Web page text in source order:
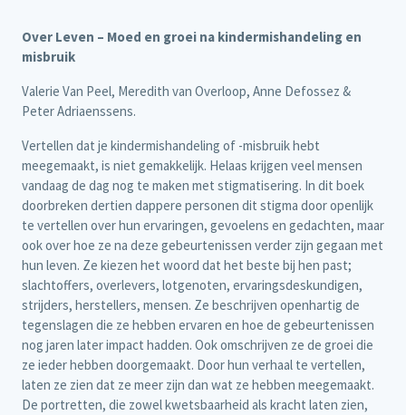
Over Leven – Moed en groei na kindermishandeling en
misbruik
Valerie Van Peel, Meredith van Overloop, Anne Defossez &
Peter Adriaenssens.
Vertellen dat je kindermishandeling of -misbruik hebt
meegemaakt, is niet gemakkelijk. Helaas krijgen veel mensen
vandaag de dag nog te maken met stigmatisering. In dit boek
doorbreken dertien dappere personen dit stigma door openlijk
te vertellen over hun ervaringen, gevoelens en gedachten, maar
ook over hoe ze na deze gebeurtenissen verder zijn gegaan met
hun leven. Ze kiezen het woord dat het beste bij hen past;
slachtoffers, overlevers, lotgenoten, ervaringsdeskundigen,
strijders, herstellers, mensen. Ze beschrijven openhartig de
tegenslagen die ze hebben ervaren en hoe de gebeurtenissen
nog jaren later impact hadden. Ook omschrijven ze de groei die
ze ieder hebben doorgemaakt. Door hun verhaal te vertellen,
laten ze zien dat ze meer zijn dan wat ze hebben meegemaakt.
De portretten, die zowel kwetsbaarheid als kracht laten zien,